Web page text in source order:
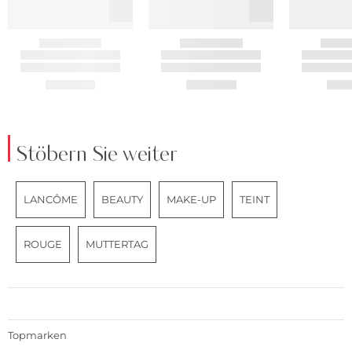
Stöbern Sie weiter
LANCÔME BEAUTY MAKE-UP TEINT
ROUGE MUTTERTAG
Topmarken